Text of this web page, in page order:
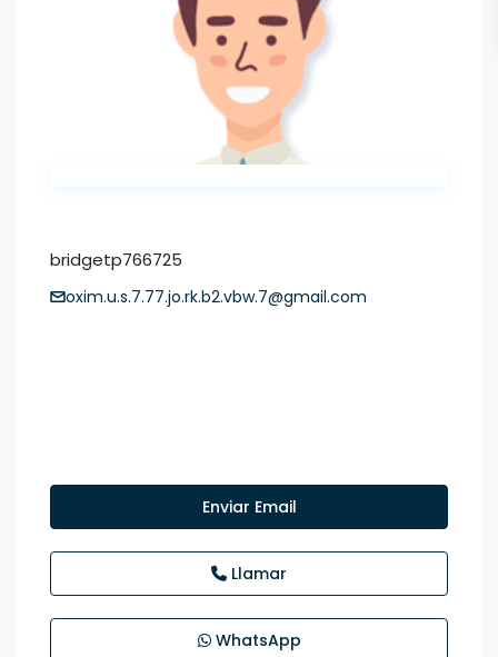
bridgetp766725
oxim.u.s.7.77.jo.rk.b2.vbw.7@gmail.com
Enviar Email
Llamar
WhatsApp